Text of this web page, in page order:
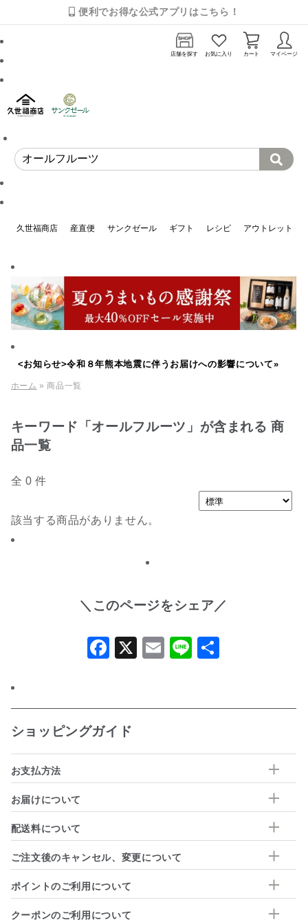
便利でお得な公式アプリはこちら！
店舗を探す お気に入り カート マイページ
久世福商店 産直便 サンクゼール ギフト レシピ アウトレット
<お知らせ>令和８年熊本地震に伴うお届けへの影響について»
ホーム » 商品一覧
キーワード「オールフルーツ」が含まれる 商
品一覧
全 0 件
該当する商品がありません。
＼このページをシェア／
Facebook
X Email
Line
ショッピングガイド
お支払方法
お届けについて
配送料について
ご注文後のキャンセル、変更について
ポイントのご利用について
クーポンのご利用について